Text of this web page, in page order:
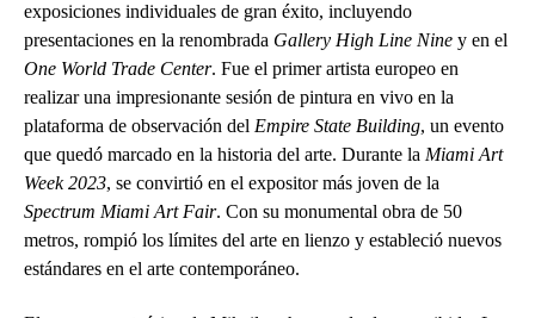
exposiciones individuales de gran éxito, incluyendo
presentaciones en la renombrada Gallery High Line Nine y en el
One World Trade Center. Fue el primer artista europeo en
realizar una impresionante sesión de pintura en vivo en la
plataforma de observación del Empire State Building, un evento
que quedó marcado en la historia del arte. Durante la Miami Art
Week 2023, se convirtió en el expositor más joven de la
Spectrum Miami Art Fair. Con su monumental obra de 50
metros, rompió los límites del arte en lienzo y estableció nuevos
estándares en el arte contemporáneo.